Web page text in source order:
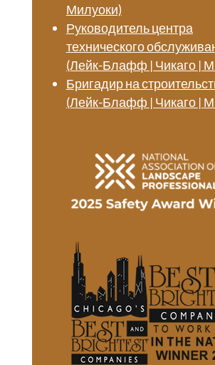
Милуоки)
Руководитель центра
технического
(Лейк-Блафф | Чикаго |
Бригадир на
(Лейк-Блафф | Чикаго |